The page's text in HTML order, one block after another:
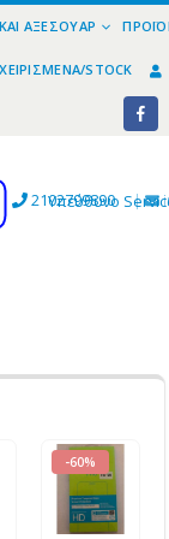
ΑΞΕΣΟΥΆΡ
STOCK
2102799890 |
Υπεύθυνο
-60%